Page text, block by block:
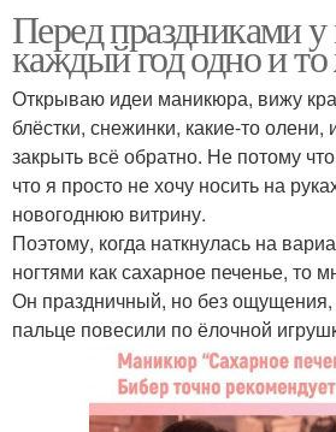
Перед праздниками
каждый год одно и
Открываю идеи маникюра, вижу
блёстки, снежинки, какие-то олени,
закрыть всё обратно. Не потому
что я просто не хочу носить на
новогоднюю витрину.
Поэтому, когда наткнулась на
ногтями как сахарное печенье, то
Он праздничный, но без ощущения,
пальце повесили по ёлочной